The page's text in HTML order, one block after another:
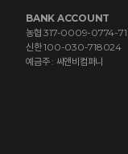
BANK ACCOUNT
농협 317-0009-0774-71
신한 100-030-718024
예금주 : 씨앤비컴퍼니